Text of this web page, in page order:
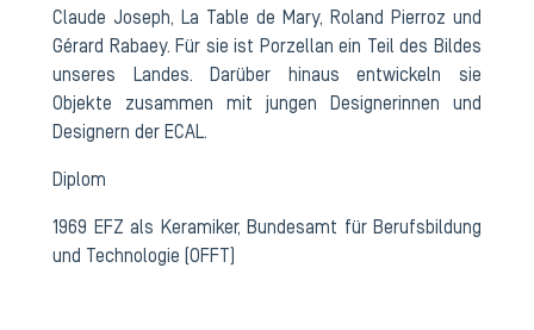
Claude Joseph, La Table de Mary, Roland Pierroz und
Gérard Rabaey. Für sie ist Porzellan ein Teil des Bildes
unseres Landes. Darüber hinaus entwickeln sie
Objekte zusammen mit jungen Designerinnen und
Designern der ECAL.
Diplom
1969 EFZ als Keramiker, Bundesamt für Berufsbildung
und Technologie (OFFT)